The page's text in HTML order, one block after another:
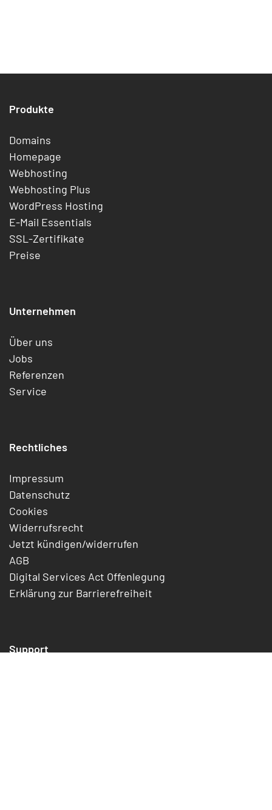
Produkte
Domains
Homepage
Webhosting
Webhosting Plus
WordPress Hosting
E-Mail Essentials
SSL-Zertifikate
Preise
Unternehmen
Über uns
Jobs
Referenzen
Service
Rechtliches
Impressum
Datenschutz
Cookies
Widerrufsrecht
Jetzt kündigen/widerrufen
AGB
Digital Services Act Offenlegung
Erklärung zur Barrierefreiheit
Support